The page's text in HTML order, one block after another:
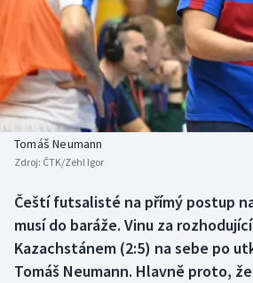
Americký fotbal
Baseball a softbal
Basketbal
Biatlon
Box
Curling
NEPŘEHLÉDNĚTE
Soutěže
Historické návraty
Aplikace ČT sport
Tomáš Neumann
Zdroj: ČTK/Zehl Igor
Čeští futsalisté na přímý postup
musí do baráže. Vinu za
Kazachstánem (2:5) na sebe po
Tomáš Neumann. Hlavně proto,